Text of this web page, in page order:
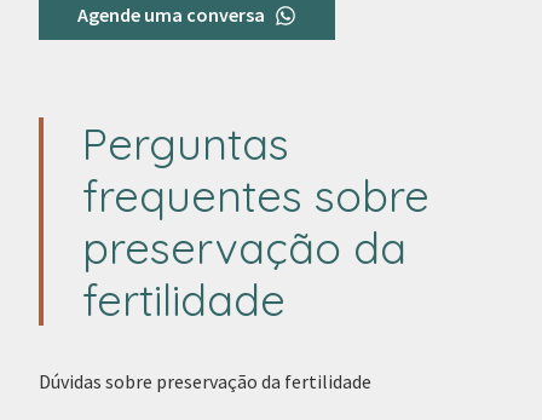
Agende uma conversa
Perguntas
frequentes sobre
preservação da
fertilidade
Dúvidas sobre preservação da fertilidade